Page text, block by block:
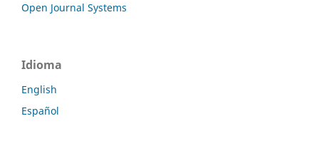
Open Journal Systems
Idioma
English
Español